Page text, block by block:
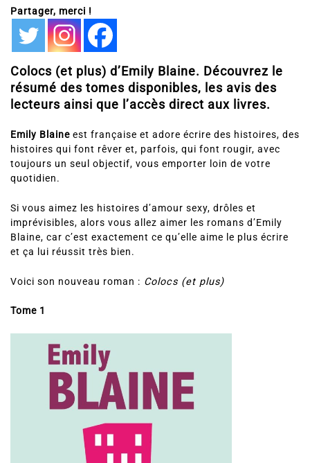
Partager, merci !
Colocs (et plus) d’Emily Blaine. Découvrez le
résumé des tomes disponibles, les avis des
lecteurs ainsi que l’accès direct aux livres.
Emily Blaine est française et adore écrire des histoires, des
histoires qui font rêver et, parfois, qui font rougir, avec
toujours un seul objectif, vous emporter loin de votre
quotidien.
Si vous aimez les histoires d’amour sexy, drôles et
imprévisibles, alors vous allez aimer les romans d’Emily
Blaine, car c’est exactement ce qu’elle aime le plus écrire
et ça lui réussit très bien.
Voici son nouveau roman : Colocs (et plus)
Tome 1